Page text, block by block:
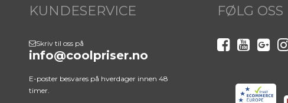
KUNDESERVICE
Skriv til oss på
info@coolpriser.no
E-poster besvares på hverdager innen 48
timer.
FØLG OSS